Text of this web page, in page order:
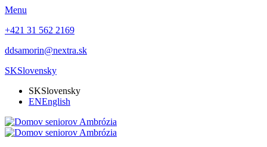
Menu
+421 31 562 2169
ddsamorin@nextra.sk
SKSlovensky
SKSlovensky
ENEnglish